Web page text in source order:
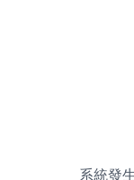
系統發